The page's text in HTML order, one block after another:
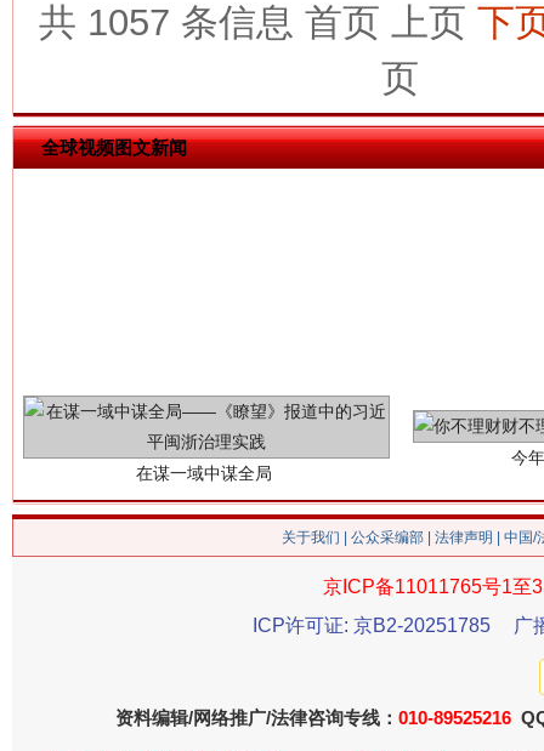
共 1057 条信息 首页 上页 下
页
全球视频图文新闻
这是一记警钟！ 谢
魏明
关于我们 公众采编部 法律声明 | 中国
京ICP备11011765号1至
ICP许可证: 京B2-20251785
广
资料编辑/网络推广/法律咨询专线： 010-89525216